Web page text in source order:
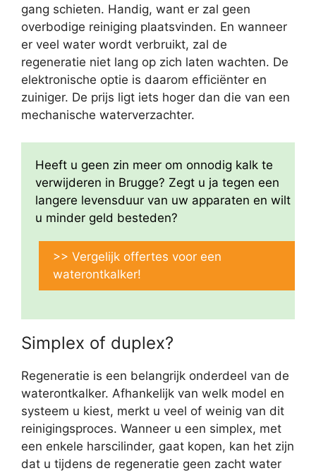
gang schieten. Handig, want er zal geen
overbodige reiniging plaatsvinden. En wanneer
er veel water wordt verbruikt, zal de
regeneratie niet lang op zich laten wachten. De
elektronische optie is daarom efficiënter en
zuiniger. De prijs ligt iets hoger dan die van een
mechanische waterverzachter.
Heeft u geen zin meer om onnodig kalk te
verwijderen in Brugge? Zegt u ja tegen een
langere levensduur van uw apparaten en wilt
u minder geld besteden?
>> Vergelijk offertes voor een
waterontkalker!
Simplex of duplex?
Regeneratie is een belangrijk onderdeel van de
waterontkalker. Afhankelijk van welk model en
systeem u kiest, merkt u veel of weinig van dit
reinigingsproces. Wanneer u een simplex, met
een enkele harscilinder, gaat kopen, kan het zijn
dat u tijdens de regeneratie geen zacht water